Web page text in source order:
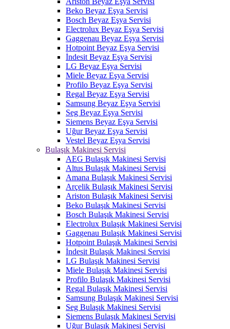
Beko Beyaz Eşya Servisi
Bosch Beyaz Eşya Servisi
Electrolux Beyaz Eşya Servisi
Gaggenau Beyaz Eşya Servisi
Hotpoint Beyaz Eşya Servisi
İndesit Beyaz Eşya Servisi
LG Beyaz Eşya Servisi
Miele Beyaz Eşya Servisi
Profilo Beyaz Eşya Servisi
Regal Beyaz Eşya Servisi
Samsung Beyaz Eşya Servisi
Seg Beyaz Eşya Servisi
Siemens Beyaz Eşya Servisi
Uğur Beyaz Eşya Servisi
Vestel Beyaz Eşya Servisi
Bulaşık Makinesi Servisi
AEG Bulaşık Makinesi Servisi
Altus Bulaşık Makinesi Servisi
Amana Bulaşık Makinesi Servisi
Arçelik Bulaşık Makinesi Servisi
Ariston Bulaşık Makinesi Servisi
Beko Bulaşık Makinesi Servisi
Bosch Bulaşık Makinesi Servisi
Electrolux Bulaşık Makinesi Servisi
Gaggenau Bulaşık Makinesi Servisi
Hotpoint Bulaşık Makinesi Servisi
İndesit Bulaşık Makinesi Servisi
LG Bulaşık Makinesi Servisi
Miele Bulaşık Makinesi Servisi
Profilo Bulaşık Makinesi Servisi
Regal Bulaşık Makinesi Servisi
Samsung Bulaşık Makinesi Servisi
Seg Bulaşık Makinesi Servisi
Siemens Bulaşık Makinesi Servisi
Uğur Bulaşık Makinesi Servisi